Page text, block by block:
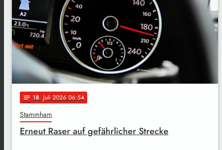
notes 18. Juli 2026 06:54
Stammham
Erneut Raser auf gefährlicher Strecke